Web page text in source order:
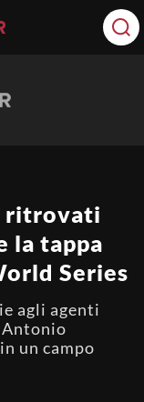
ritrovati
la tappa
Series
agli agenti
Antonio
un campo